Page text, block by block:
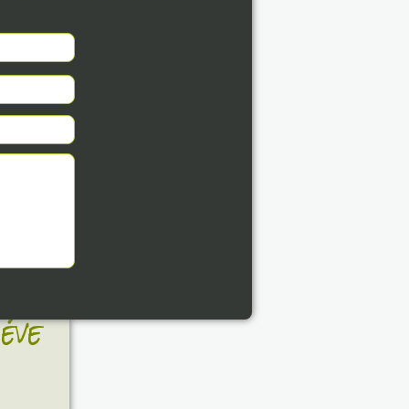
07.
07.